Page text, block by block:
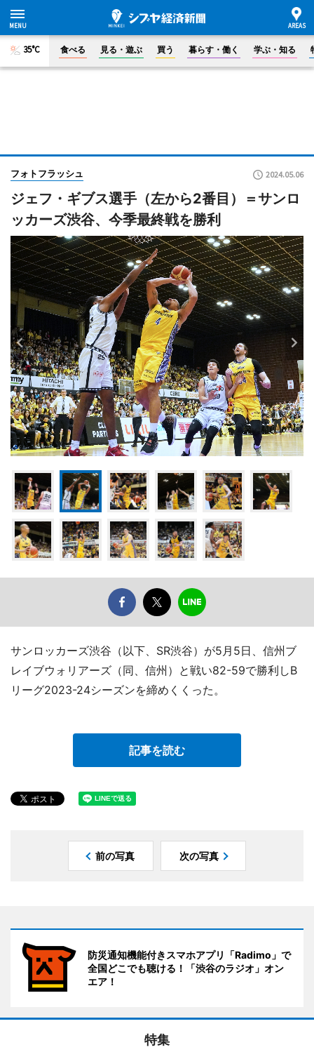
35°C 食べる 見る・遊ぶ 買う 暮らす・働く 学ぶ・知る
フォトフラッシュ 2024.05.06
ジェフ・ギブス選手（左から2番目）＝サンロ
ッカーズ渋谷、今季最終戦を勝利
サンロッカーズ渋谷（以下、SR渋谷）が5月5日、信州ブ
レイブウォリアーズ（同、信州）と戦い82-59で勝利しB
リーグ2023-24シーズンを締めくくった。
記事を読む
前の写真 次の写真
防災通知機能付きスマホアプリ「Radimo」で
全国どこでも聴ける！「渋谷のラジオ」オン
エア！
特集